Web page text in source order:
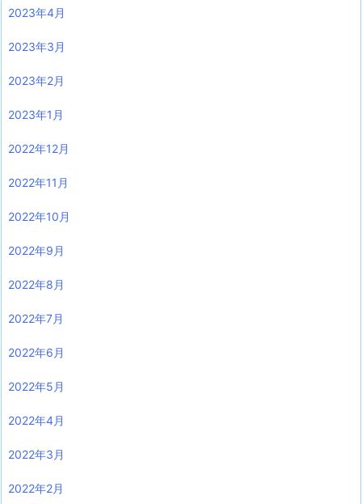
2023年4月
2023年3月
2023年2月
2023年1月
2022年12月
2022年11月
2022年10月
2022年9月
2022年8月
2022年7月
2022年6月
2022年5月
2022年4月
2022年3月
2022年2月